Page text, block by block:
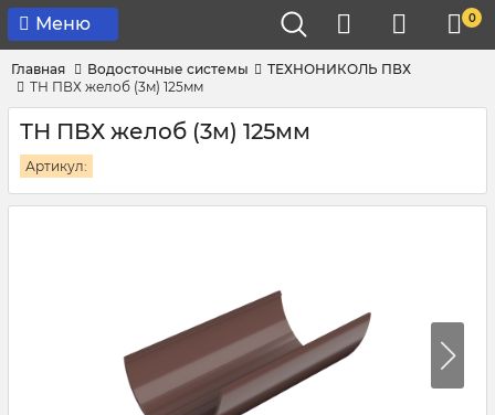
Меню 0
Главная Водосточные системы
ТЕХНОНИКОЛЬ ПВХ
ТН ПВХ желоб (3м) 125мм
ТН ПВХ желоб (3м) 125мм
Артикул: